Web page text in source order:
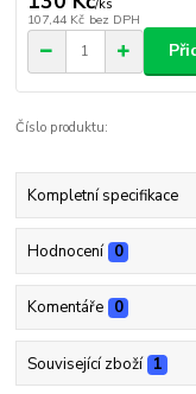
/ks
107,44 Kč bez DPH
Číslo produktu:
Kompletní specifikace
Hodnocení 0
Komentáře 0
Související zboží 1